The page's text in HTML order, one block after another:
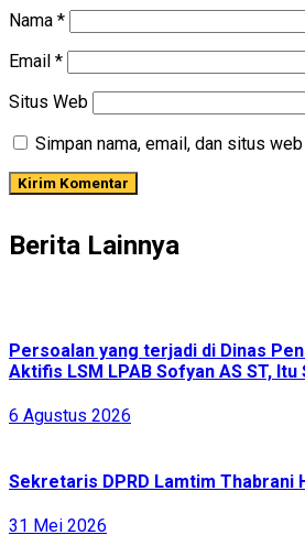
Nama *
Email *
Situs Web
Simpan nama, email, dan situs
Berita Lainnya
Persoalan yang terjadi di Dinas
Aktifis LSM LPAB Sofyan AS ST,
6 Agustus 2026
Sekretaris DPRD Lamtim Thabrani
31 Mei 2026